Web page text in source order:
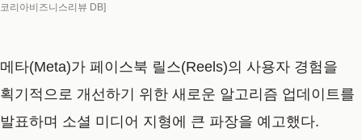
코리아비즈니스리뷰 DB]
메타(Meta)가 페이스북 릴스(Reels)의 사용자 경험을
획기적으로 개선하기 위한 새로운 알고리즘 업데이트를
발표하며 소셜 미디어 지형에 큰 파장을 예고했다.